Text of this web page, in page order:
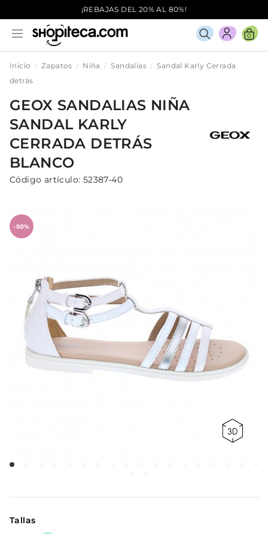
¡REBAJAS DEL 20% AL 80%!
0
Inicio Zapatos Niña Sandalias
Sandal Karly Cerrada
detrás
GEOX SANDALIAS NIÑA
SANDAL KARLY
CERRADA DETRÁS
BLANCO
Código artículo: 52387-40
-50%
Tallas